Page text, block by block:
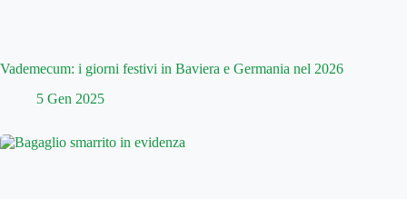
Vademecum: i giorni festivi in Baviera e Germania nel 2026
5 Gen 2025